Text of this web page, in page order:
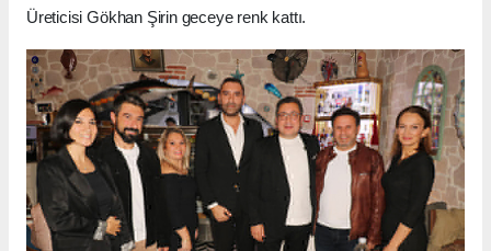
Üreticisi Gökhan Şirin geceye renk kattı.